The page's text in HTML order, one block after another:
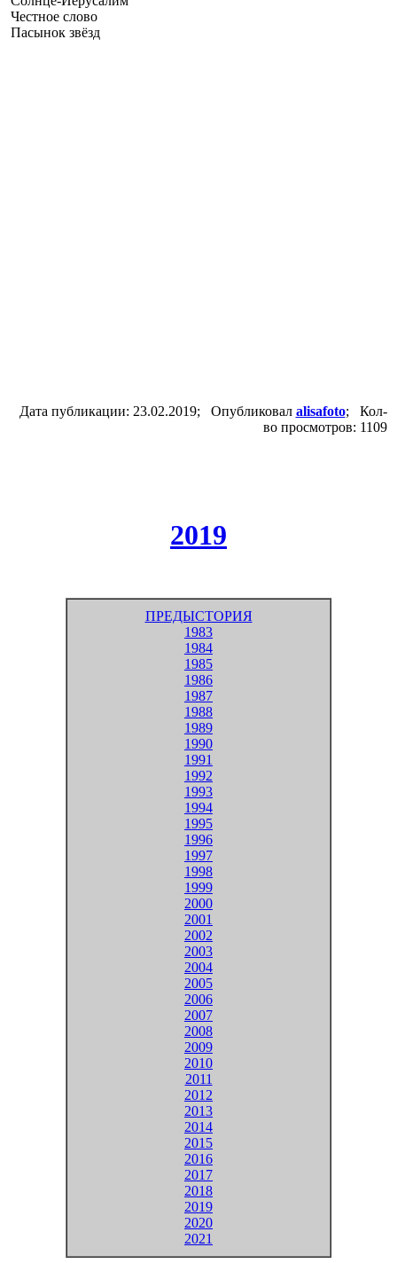
Честное слово
Пасынок звёзд
Дата публикации: 23.02.2019; Опубликовал alisafoto; Кол-
во просмотров: 1109
2019
ПРЕДЫСТОРИЯ
1983
1984
1985
1986
1987
1988
1989
1990
1991
1992
1993
1994
1995
1996
1997
1998
1999
2000
2001
2002
2003
2004
2005
2006
2007
2008
2009
2010
2011
2012
2013
2014
2015
2016
2017
2018
2019
2020
2021